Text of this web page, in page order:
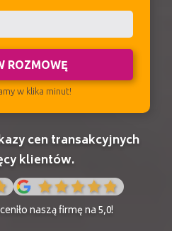
ROZMOWĘ
w klika minut!
cen transakcyjnych
klientów.
naszą firmę na 5,0!